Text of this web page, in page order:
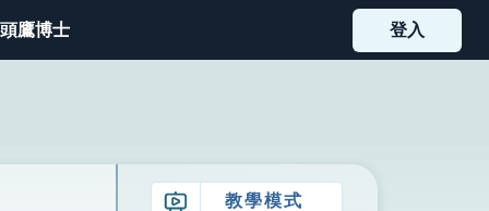
鷹博士 登入
教學模式